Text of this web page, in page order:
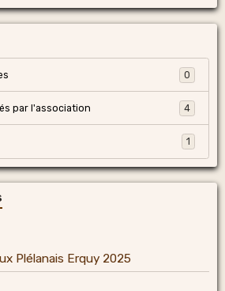
0
par l'association 4
1
Plélanais Erquy 2025